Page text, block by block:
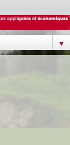
▼